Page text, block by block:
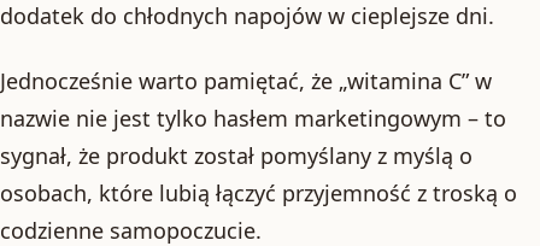
dodatek do chłodnych napojów w cieplejsze dni.
Jednocześnie warto pamiętać, że „witamina C” w
nazwie nie jest tylko hasłem marketingowym – to
sygnał, że produkt został pomyślany z myślą o
osobach, które lubią łączyć przyjemność z troską o
codzienne samopoczucie.